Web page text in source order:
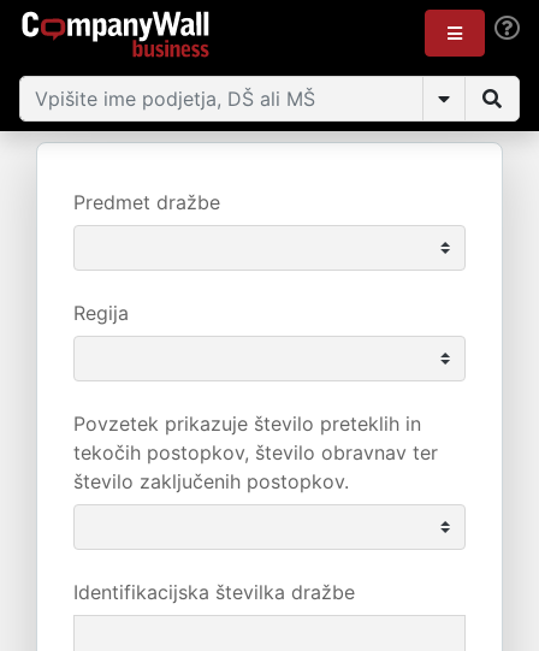
Predmet dražbe
Regija
Povzetek prikazuje število preteklih in
tekočih postopkov, število obravnav ter
število zaključenih postopkov.
Identifikacijska številka dražbe